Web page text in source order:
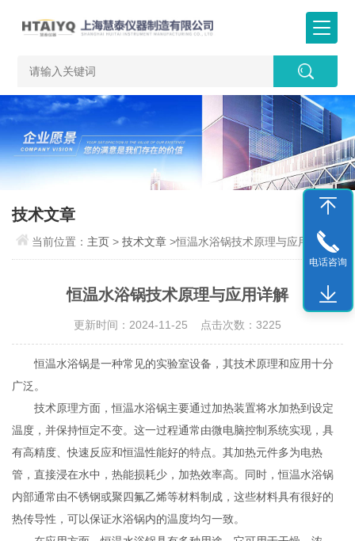
技术文章
当前位置： 主页 >技术文章 >恒温水浴锅技术原理与应用详解
恒温水浴锅技术原理与应用详解
更新时间：2024-11-25 点击次数：3225
恒温水浴锅是一种常见的实验室设备，其技术原理和应用十分
广泛。
技术原理方面，恒温水浴锅主要通过加热装置将水加热到设定
温度，并保持恒定不变。这一过程通常由微电脑控制系统实现，具
有高精度、快速反应和恒温性能好的特点。其加热元件多为电热
管，直接浸在水中，热能损耗少，加热效率高。同时，恒温水浴锅
内部通常由不锈钢或聚四氟乙烯等材料制成，这些材料具有很好的
热传导性，可以保证水浴锅内的温度均匀一致。
电话咨询